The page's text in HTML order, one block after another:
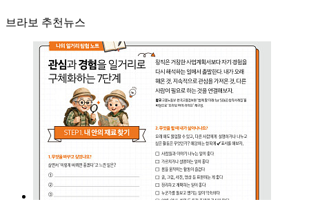
브라보 추천뉴스